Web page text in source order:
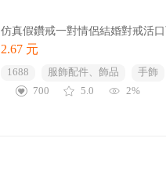
仿真假鑽戒一對情侶結婚對戒活
2.67 元
1688 服飾配件、飾品 手飾
700
5.0 2%